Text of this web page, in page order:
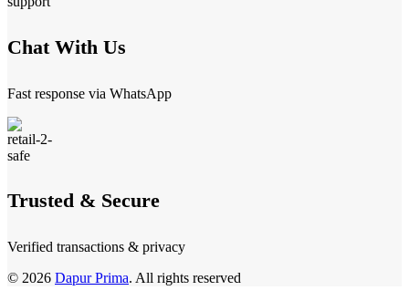
Chat With Us
Fast response via WhatsApp
Trusted & Secure
Verified transactions & privacy
© 2026 Dapur Prima. All rights reserved